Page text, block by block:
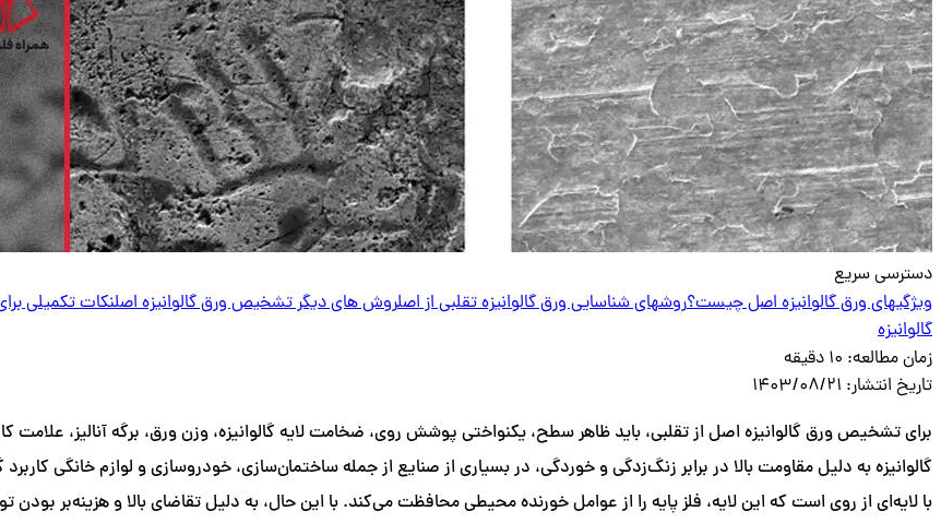
دسترسی سریع
ویژگیهای ورق گالوانیزه اصل چیست؟روشهای شناسایی ورق گالوانیزه تقلبی از اصلروش های دیگر تشخیص ورق گالوانیزه اصلنکات تکمیلی
گالوانیزه
زمان مطالعه:
تاریخ انتشار:
برای تشخیص ورق گالوانیزه اصل از تقلبی، باید ظاهر سطح، یکنواختی پوشش روی، ضخامت لایه گالوانیزه، وزن ورق، برگه آنالیز،
گالوانیزه به دلیل مقاومت بالا در برابر زنگ‌زدگی و خوردگی، در بسیاری از صنایع از جمله ساختمان‌سازی، خودروسازی و لوازم خانگی
با لایه‌ای از روی است که این لایه، فلز پایه را از عوامل خورنده محیطی محافظت می‌کند. با این حال، به دلیل تقاضای بالا و هزینه‌بر بودن